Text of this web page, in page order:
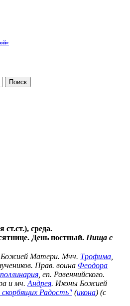
ст.ст.), среда.
День постный. Пища с
Божией Матери. Мчч. Трофима
Прав. воина Феодора
, еп. Равеннийского.
и мч. Андрея. Иконы Божией
скорбящих Радость" (икона) (с